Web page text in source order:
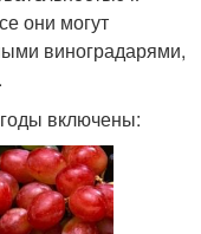
они могут
виноградарями,
включены: